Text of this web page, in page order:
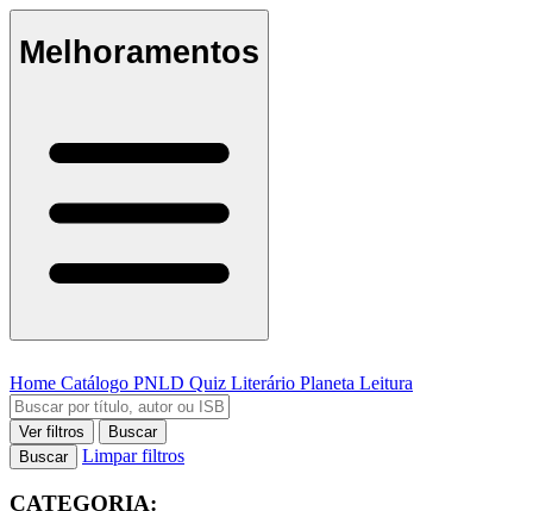
Melhoramentos
Home Catálogo PNLD Quiz Literário Planeta Leitura
Ver filtros
Buscar
Buscar
Limpar filtros
CATEGORIA: